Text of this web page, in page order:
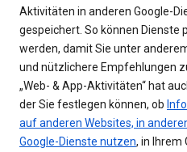
Aktivitäten in anderen Google-
gespeichert. So können Dienste
werden, damit Sie unter
und nützlichere Empfehlungen
„Web- & App-Aktivitäten“ hat
der Sie festlegen können, ob
auf anderen Websites, in
Google-Dienste nutzen, in Ihrem